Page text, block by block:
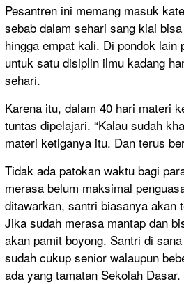
Pesantren ini memang masuk
sebab dalam sehari sang kiai
hingga empat kali. Di pondok lain
untuk satu disiplin ilmu kadang
sehari.
Karena itu, dalam 40 hari materi
tuntas dipelajari. “Kalau sudah
materi ketiganya itu. Dan terus
Tidak ada patokan waktu bagi
merasa belum maksimal
ditawarkan, santri biasanya akan
Jika sudah merasa mantap dan
akan pamit boyong. Santri di
sudah cukup senior walaupun
ada yang tamatan Sekolah Dasar.